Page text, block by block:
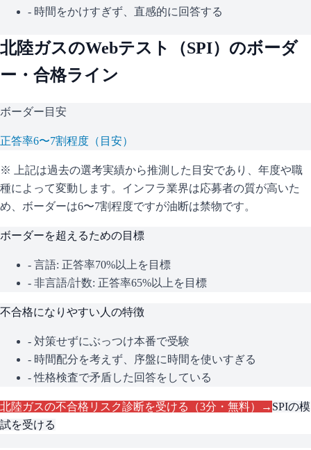
- 時間をかけすぎず、直感的に回答する
北陸ガスのWebテスト（SPI）のボーダ
ー・合格ライン
ボーダー目安
正答率6〜7割程度（目安）
※ 上記は過去の選考実績から推測した目安であり、年度や職
種によって変動します。 インフラ業界は応募者の質が高いた
め、ボーダーは6〜7割程度ですが油断は禁物です。
ボーダーを超えるための目標
- 言語: 正答率70%以上を目標
- 非言語/計数: 正答率65%以上を目標
不合格になりやすい人の特徴
- 対策せずにぶっつけ本番で受験
- 時間配分を考えず、序盤に時間を使いすぎる
- 性格検査で矛盾した回答をしている
北陸ガスの不合格リスク診断を受ける（3分・無料）→ SPIの模
試を受ける